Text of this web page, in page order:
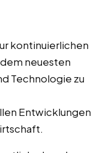
kontinuierlichen
neuesten
Technologie zu
Entwicklungen